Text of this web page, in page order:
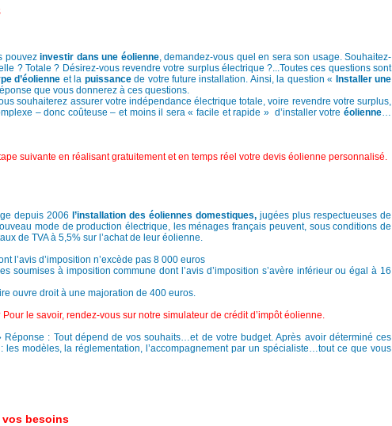
pouvezinvestir dans une éolienne, demandez-vous quel en sera son usage. Souhaitez-
? Totale ? Désirez-vous revendre votre surplus électrique ?...Toutes ces questions sont
d’éolienne et la puissancede votre future installation. Ainsi, la question « Installer une
que vous donnerez à ces questions.
souhaiterez assurer votre indépendance électrique totale, voire revendre votre surplus,
– donc coûteuse – et moins il sera « facile et rapide » d’installer votre éolienne…
suivante en réalisant gratuitement et en temps réel votre devis éolienne personnalisé.
depuis 2006 l’installation des éoliennes domestiques, jugées plus respectueuses de
mode de production électrique, les ménages français peuvent, sous conditions de
de TVA à 5,5% sur l’achat de leur éolienne.
l’avis d’imposition n’excède pas 8 000 euros
soumises à imposition commune dont l’avis d’imposition s’avère inférieur ou égal à 16
ouvre droit à une majoration de 400 euros.
le savoir, rendez-vous sur notre simulateur de crédit d’impôt éolienne.
: Tout dépend de vos souhaits…et de votre budget. Après avoir déterminé ces
modèles, la réglementation, l’accompagnement par un spécialiste…tout ce que vous
vos besoins